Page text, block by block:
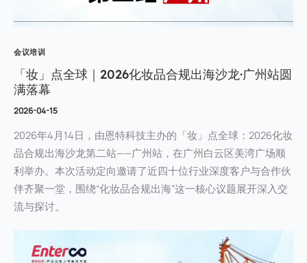
会议培训
「妆」点全球｜2026化妆品合规出海沙龙·广州站圆
满落幕
2026-04-15
2026年4月14日，由恩特科技主办的「妆」点全球：2026化妆
品合规出海沙龙第二站——广州站，在广州白云区美湾广场顺
利举办。本次活动定向邀请了近四十位行业深度客户与合作伙
伴齐聚一堂，围绕“化妆品合规出海”这一核心议题展开深入交
流与探讨。